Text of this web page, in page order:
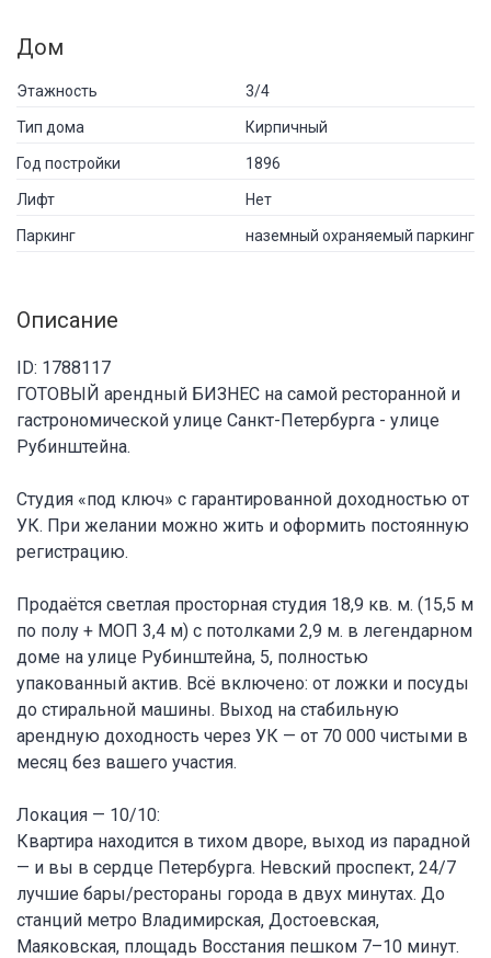
Дом
Этажность 3/4
Тип дома Кирпичный
Год постройки 1896
Лифт Нет
Паркинг наземный охраняемый паркинг
Описание
ID: 1788117
ГОТОВЫЙ арендный БИЗНЕС на самой ресторанной и
гастрономической улице Санкт-Петербурга - улице
Рубинштейна.
Студия «под ключ» с гарантированной доходностью от
УК. При желании можно жить и оформить постоянную
регистрацию.
Продаётся светлая просторная студия 18,9 кв. м. (15,5 м
по полу + МОП 3,4 м) с потолками 2,9 м. в легендарном
доме на улице Рубинштейна, 5, полностью
упакованный актив. Всё включено: от ложки и посуды
до стиральной машины. Выход на стабильную
арендную доходность через УК — от 70 000 чистыми в
месяц без вашего участия.
Локация — 10/10:
Квартира находится в тихом дворе, выход из парадной
— и вы в сердце Петербурга. Невский проспект, 24/7
лучшие бары/рестораны города в двух минутах. До
станций метро Владимирская, Достоевская,
Маяковская, площадь Восстания пешком 7–10 минут.